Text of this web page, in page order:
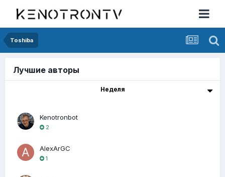
Toshiba
Лучшие авторы
Неделя
Kenotronbot
2
AlexArGC
1